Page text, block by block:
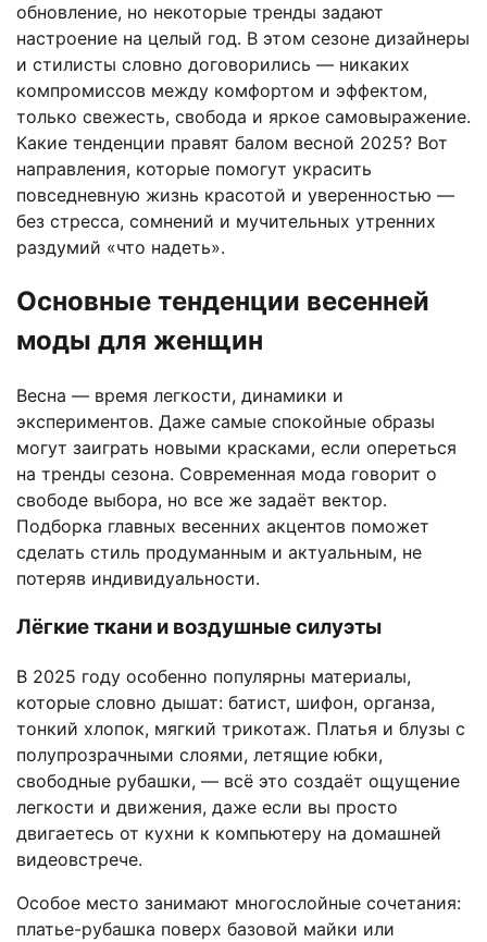
обновление, но некоторые тренды задают
настроение на целый год. В этом сезоне дизайнеры
и стилисты словно договорились — никаких
компромиссов между комфортом и эффектом,
только свежесть, свобода и яркое самовыражение.
Какие тенденции правят балом весной 2025? Вот
направления, которые помогут украсить
повседневную жизнь красотой и уверенностью —
без стресса, сомнений и мучительных утренних
раздумий «что надеть».
Основные тенденции весенней
моды для женщин
Весна — время легкости, динамики и
экспериментов. Даже самые спокойные образы
могут заиграть новыми красками, если опереться
на тренды сезона. Современная мода говорит о
свободе выбора, но все же задаёт вектор.
Подборка главных весенних акцентов поможет
сделать стиль продуманным и актуальным, не
потеряв индивидуальности.
Лёгкие ткани и воздушные силуэты
В 2025 году особенно популярны материалы,
которые словно дышат: батист, шифон, органза,
тонкий хлопок, мягкий трикотаж. Платья и блузы с
полупрозрачными слоями, летящие юбки,
свободные рубашки, — всё это создаёт ощущение
легкости и движения, даже если вы просто
двигаетесь от кухни к компьютеру на домашней
видеовстрече.
Особое место занимают многослойные сочетания:
платье-рубашка поверх базовой майки или